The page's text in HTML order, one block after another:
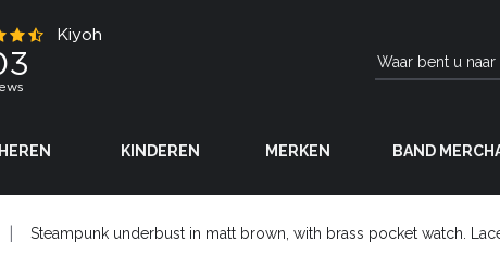
HEREN KINDEREN MERKEN BAND
Steampunk underbust in matt brown, with brass pocket watch.